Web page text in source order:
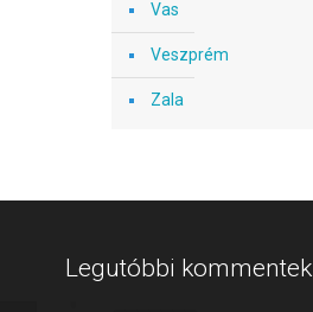
Vas
Veszprém
Zala
Legutóbbi kommentek